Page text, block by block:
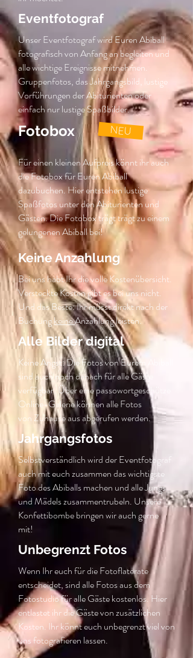
Eventfotograf
Unser Eventfotograf wird Euren Abiball
fotografisch von Anfang an begleiten und
alle wichtige Ereignisse mitnehmen.
Gruppenfotos, das Jahrgangsbild, lustige
Vorführungen der Abiturienten oder
einfach nur lustige Spaßbilder.
NEU
Fotobox
Für einen kleinen Aufpreis könnt ihr auch
die Fotobox für Euren Abiball
dazubuchen. Hier entstehen lustige
Spaßfotos unter den Abiturienten und
Gästen. Die Fotobox trägt trägt zu einem
gelungenen Abiball bei!
Keine Anzahlung
Bei uns habt Ihr die volle Kostenübersicht.
Versteckte Kosten gibt es bei uns nicht.
Und das Beste: Ihr müsst direkt nach der
BuchungkeineAnzahlung leisten.
Alle Bilder digital
Keine Angst: Die Fotos von Eurem Abiball
sind auch noch danach für alle Gäste
verfügbar. Über eine passowortgeschütze
Online-Galerie können alle Fotos
von Zuhause aus abgerufen werden.
Jahrgangsfotos
Selbstverständlich wird der Eventfotograf
auch mit euch zusammen das wichtigste
Foto des Abiballs machen und alle Jungs
und Mädels zusammentrubeln. Unsere
Konfettibombe bringen wir auch gerne
mit!
Unbegrenzt Fotos
Wenn Ihr euch für die Fotoflaterate
entscheidet, sind alle Fotos aus dem
Fotostudio für alle Gäste kostenlos. Hier
entlastet ihr die Gäste von zusätzlichen
Kosten. Ihr könnt euch unbegrenzt viel von
uns fotografieren lassen.